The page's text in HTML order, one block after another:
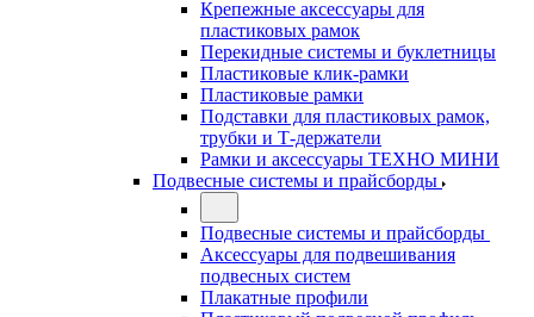
Крепежные аксессуары для
пластиковых рамок
Перекидные системы и буклетницы
Пластиковые клик-рамки
Пластиковые рамки
Подставки для пластиковых рамок,
трубки и Т-держатели
Рамки и аксессуары ТЕХНО МИНИ
Подвесные системы и прайсборды
Подвесные системы и прайсборды
Аксессуары для подвешивания
подвесных систем
Плакатные профили